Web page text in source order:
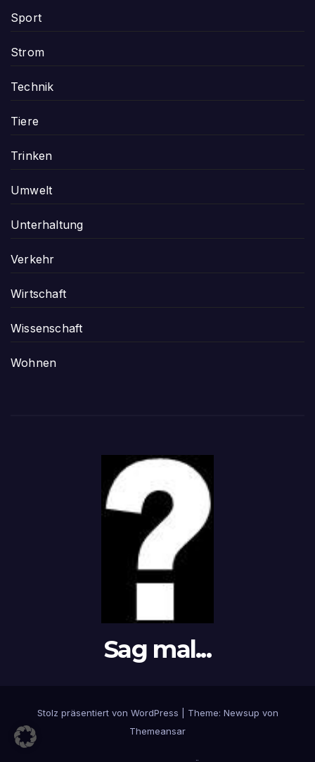
Sport
Strom
Technik
Tiere
Trinken
Umwelt
Unterhaltung
Verkehr
Wirtschaft
Wissenschaft
Wohnen
Sag mal...
Stolz präsentiert von WordPress
Theme: Newsup von
Themeansar